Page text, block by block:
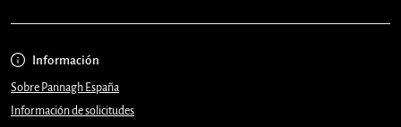
Información
Sobre Pannagh España
Información de solicitudes